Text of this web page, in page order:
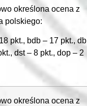
określona ocena z
polskiego:
pkt., bdb – 17 pkt., db
dst – 8 pkt., dop – 2
określona ocena z